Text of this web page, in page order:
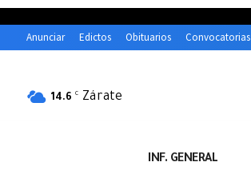
Anunciar Edictos Obituarios Convocatorias
14.6 C Zárate
INF. GENERAL